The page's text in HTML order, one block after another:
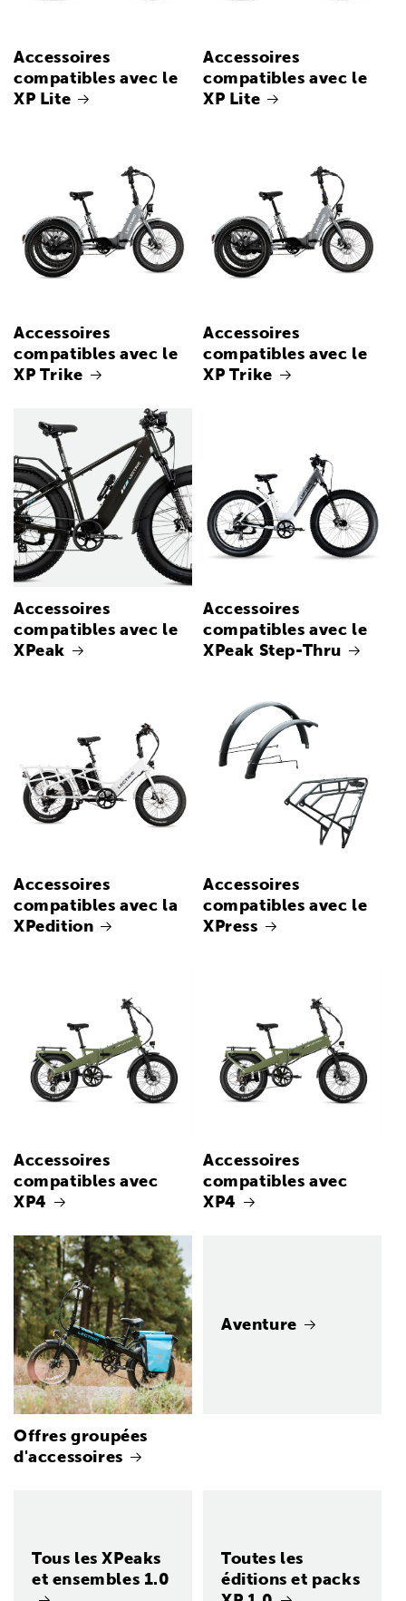
Accessoires
compatibles avec le
XP Lite
Accessoires
compatibles avec le
XP Lite
Accessoires
compatibles avec le
XP Trike
Accessoires
compatibles avec le
XP Trike
Accessoires
compatibles avec le
XPeak
Accessoires
compatibles avec le
XPeak Step-Thru
Accessoires
compatibles avec la
XPedition
Accessoires
compatibles avec le
XPress
Accessoires
compatibles avec
XP4
Accessoires
compatibles avec
XP4
Offres groupées
d'accessoires
Aventure
Tous les XPeaks
et ensembles 1.0
Toutes les
éditions et packs